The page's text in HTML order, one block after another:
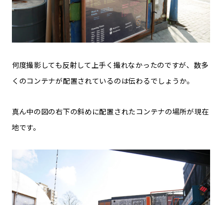
何度撮影しても反射して上手く撮れなかったのですが、数多
くのコンテナが配置されているのは伝わるでしょうか。
真ん中の図の右下の斜めに配置されたコンテナの場所が現在
地です。